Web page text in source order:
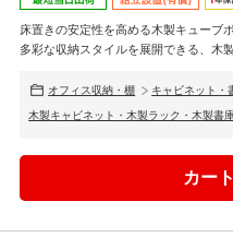
床置きの安定性を高める木製キューブ
多彩な収納スタイルを展開できる、木
オフィス収納・棚 キャビネット・
木製キャビネット・木製ラック・木製書